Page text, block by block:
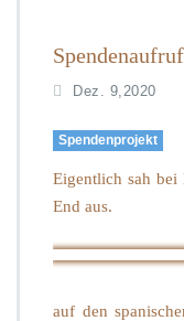
Dez. 9,2020
Spendenprojekt
Eigentlich sah bei
End aus.
auf den